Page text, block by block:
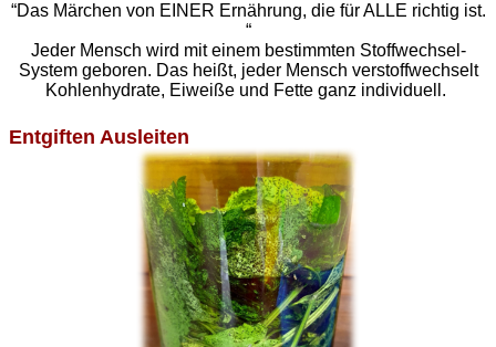
“Das Märchen von EINER Ernährung, die für ALLE richtig ist.
“
Jeder Mensch wird mit einem bestimmten Stoffwechsel-
System geboren. Das heißt, jeder Mensch verstoffwechselt
Kohlenhydrate, Eiweiße und Fette ganz individuell.
Entgiften Ausleiten